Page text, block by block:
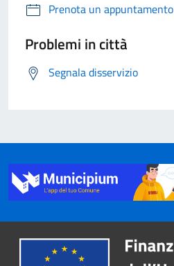
Prenota un appuntamento
Problemi in città
Segnala disservizio